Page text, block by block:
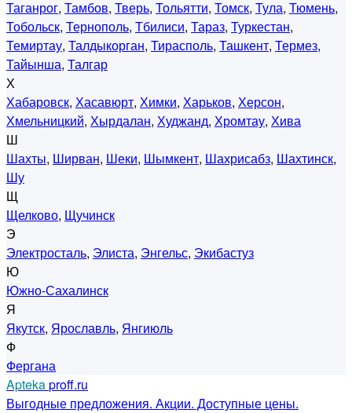
Таганрог, Тамбов, Тверь, Тольятти, Томск, Тула, Тюмень,
Тобольск, Тернополь, Тбилиси, Тараз, Туркестан,
Темиртау, Талдыкорган, Тирасполь, Ташкент, Термез,
Тайынша, Талгар
Х
Хабаровск, Хасавюрт, Химки, Харьков, Херсон,
Хмельницкий, Хырдалан, Худжанд, Хромтау, Хива
Ш
Шахты, Ширван, Шеки, Шымкент, Шахрисабз, Шахтинск,
Шу
Щ
Щелково, Щучинск
Э
Электросталь, Элиста, Энгельс, Экибастуз
Ю
Южно-Сахалинск
Я
Якутск, Ярославль, Янгиюль
Ф
Фергана
Aptekaproff.ru
Выгодные предложения. Акции. Доступные цены.